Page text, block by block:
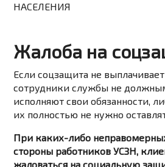
НАСЕЛЕНИЯ
Жалоба на
Если соцзащита не
сотрудники службы не
исполняют свои обязанности,
их полностью не нужно
При каких-либо
стороны работников УСЗН,
жаловаться на социальную